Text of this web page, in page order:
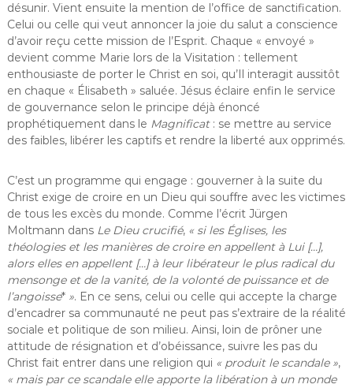
désunir. Vient ensuite la mention de l’office de sanctification.
Celui ou celle qui veut annoncer la joie du salut a conscience
d’avoir reçu cette mission de l’Esprit. Chaque « envoyé »
devient comme Marie lors de la Visitation : tellement
enthousiaste de porter le Christ en soi, qu’Il interagit aussitôt
en chaque « Élisabeth » saluée. Jésus éclaire enfin le service
de gouvernance selon le principe déjà énoncé
prophétiquement dans le Magnificat: se mettre au service
des faibles, libérer les captifs et rendre la liberté aux opprimés.
C’est un programme qui engage : gouverner à la suite du
Christ exige de croire en un Dieu qui souffre avec les victimes
de tous les excès du monde. Comme l’écrit Jürgen
Moltmann dans Le Dieu crucifié, « si les Églises, les
théologies et les manières de croire en appellent à Lui […],
alors elles en appellent […] à leur libérateur le plus radical du
mensonge et de la vanité, de la volonté de puissance et de
l’angoisse*». En ce sens, celui ou celle qui accepte la charge
d’encadrer sa communauté ne peut pas s’extraire de la réalité
sociale et politique de son milieu. Ainsi, loin de prôner une
attitude de résignation et d’obéissance, suivre les pas du
Christ fait entrer dans une religion qui « produit le scandale »,
« mais par ce scandale elle apporte la libération à un monde